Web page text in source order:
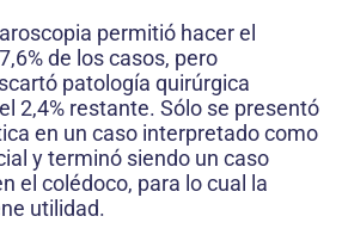
permitió hacer el
de los casos, pero
patología quirúrgica
2,4% restante. Sólo se presentó
en un caso interpretado como
y terminó siendo un caso
el colédoco, para lo cual la
utilidad.